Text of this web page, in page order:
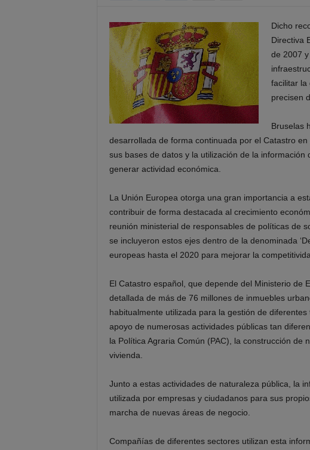
Dicho
Directiva
de 2007
facilitar la
precisen
Bruselas
desarrollada de forma continuada por el Catastro
sus bases de datos y la utilización de la
generar actividad económica.
La Unión Europea otorga una gran importancia a
contribuir de forma destacada al crecimiento
reunión ministerial de responsables de políticas de
se incluyeron estos ejes dentro de la denominada
europeas hasta el 2020 para mejorar la
El Catastro español, que depende del Ministerio de
detallada de más de 76 millones de inmuebles
habitualmente utilizada para la gestión de
apoyo de numerosas actividades públicas tan
la Política Agraria Común (PAC), la construcción de
vivienda.
Junto a estas actividades de naturaleza pública, la
utilizada por empresas y ciudadanos para sus
marcha de nuevas áreas de negocio.
Compañías de diferentes sectores utilizan esta